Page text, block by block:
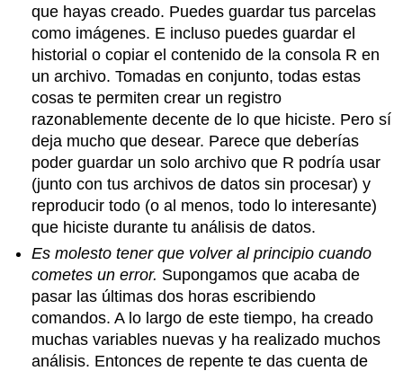
que hayas creado. Puedes guardar tus parcelas
como imágenes. E incluso puedes guardar el
historial o copiar el contenido de la consola R en
un archivo. Tomadas en conjunto, todas estas
cosas te permiten crear un registro
razonablemente decente de lo que hiciste. Pero sí
deja mucho que desear. Parece que deberías
poder guardar un solo archivo que R podría usar
(junto con tus archivos de datos sin procesar) y
reproducir todo (o al menos, todo lo interesante)
que hiciste durante tu análisis de datos.
Es molesto tener que volver al principio cuando
cometes un error. Supongamos que acaba de
pasar las últimas dos horas escribiendo
comandos. A lo largo de este tiempo, ha creado
muchas variables nuevas y ha realizado muchos
análisis. Entonces de repente te das cuenta de